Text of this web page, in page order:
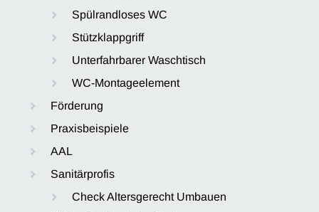
Spülrandloses WC
Stützklappgriff
Unterfahrbarer Waschtisch
WC-Montageelement
Förderung
Praxisbeispiele
AAL
Sanitärprofis
Check Altersgerecht Umbauen